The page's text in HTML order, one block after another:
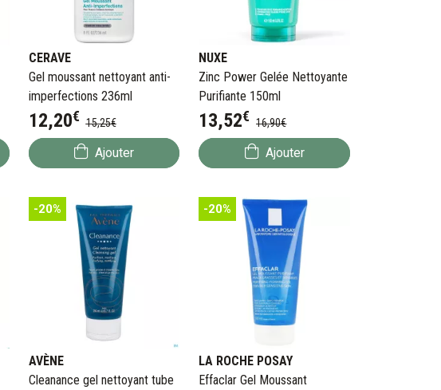
CERAVE
Gel moussant nettoyant anti-
imperfections 236ml
12,20€ 15,25€
Ajouter
NUXE
Zinc Power Gelée Nettoyante
Purifiante 150ml
13,52€ 16,90€
Ajouter
-20%
AVÈNE
Cleanance gel nettoyant tube
-20%
LA ROCHE POSAY
Effaclar Gel Moussant